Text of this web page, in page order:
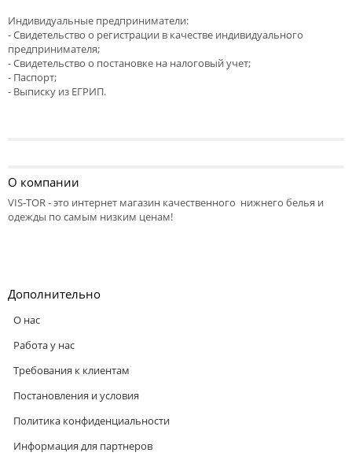
Индивидуальные предприниматели:
- Свидетельство о регистрации в качестве индивидуального
предпринимателя;
- Свидетельство о постановке на налоговый учет;
- Паспорт;
- Выписку из ЕГРИП.
О компании
VIS-TOR - это интернет магазин качественного нижнего белья и
одежды по самым низким ценам!
Дополнительно
О нас
Работа у нас
Требования к клиентам
Постановления и условия
Политика конфиденциальности
Информация для партнеров